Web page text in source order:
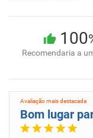
100
Recomendaria a
Avaliação mais destacada
Bom lugar